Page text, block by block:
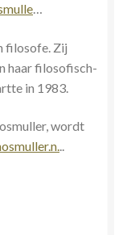
…
filosofe. Zij
haar filosofisch-
in 1983.
wordt
..